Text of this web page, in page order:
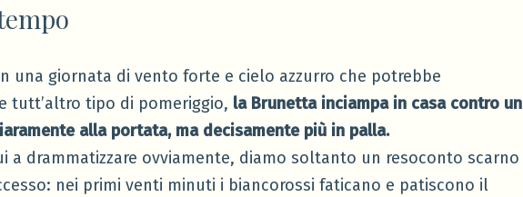
una giornata di vento forte e cielo azzurro che potrebbe
tutt’altro tipo di pomeriggio, la Brunetta inciampa in casa contro un
alla portata, ma decisamente più in palla.
a drammatizzare ovviamente, diamo soltanto un resoconto scarno
nei primi venti minuti i biancorossi faticano e patiscono il